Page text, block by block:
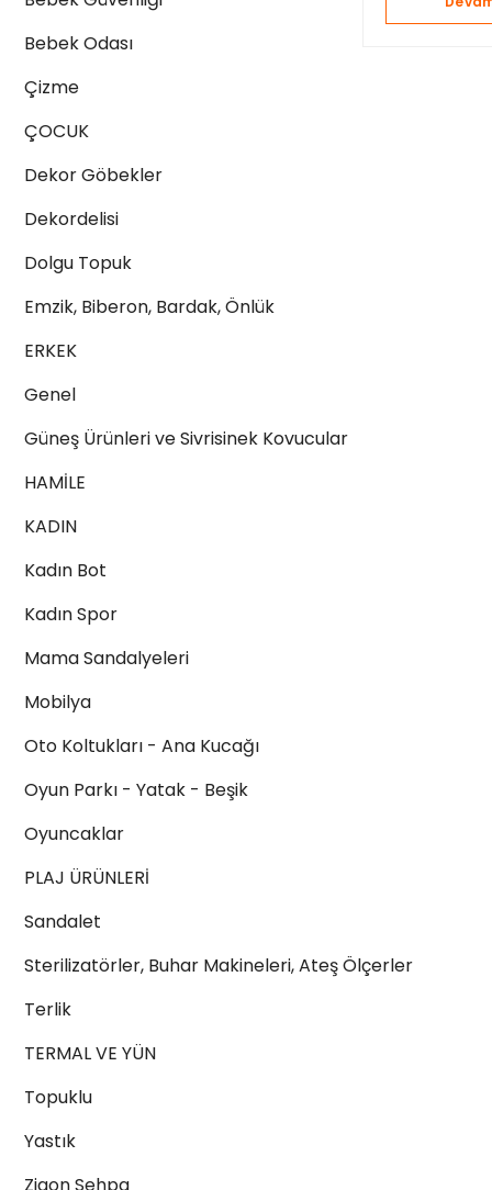
Bebek Odası
Çizme
ÇOCUK
Dekor Göbekler
Dekordelisi
Dolgu Topuk
Emzik, Biberon, Bardak, Önlük
ERKEK
Genel
Güneş Ürünleri ve Sivrisinek Kovucular
HAMİLE
KADIN
Kadın Bot
Kadın Spor
Mama Sandalyeleri
Mobilya
Oto Koltukları - Ana Kucağı
Oyun Parkı - Yatak - Beşik
Oyuncaklar
PLAJ ÜRÜNLERİ
Sandalet
Sterilizatörler, Buhar Makineleri, Ateş Ölçerler
Terlik
TERMAL VE YÜN
Topuklu
Yastık